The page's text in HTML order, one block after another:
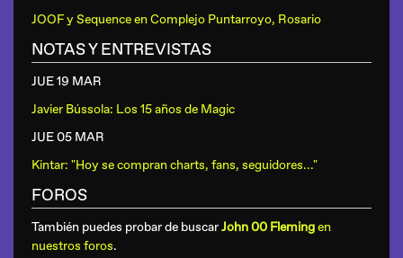
JOOF y SequenceenComplejo Puntarroyo, Rosario
NOTAS Y ENTREVISTAS
JUE 19 MAR
Javier Bússola: Los 15 años de Magic
JUE 05 MAR
Kintar: "Hoy se compran charts, fans, seguidores..."
FOROS
También puedes probar de buscarJohn 00 Flemingen
nuestros foros.